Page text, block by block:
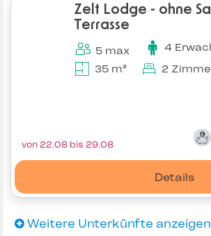
Zelt Lodge - ohne
Terrasse
5 max 4
35 m²
2
Details
von 22.08 bis 29.08
Weitere Unterkünfte anzeigen